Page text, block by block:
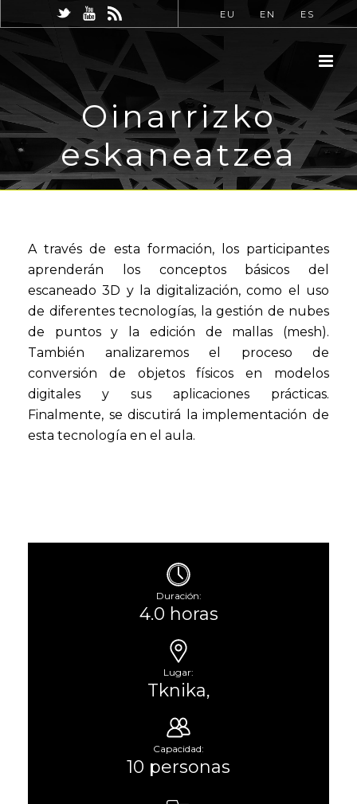
EU EN ES
Oinarrizko
eskaneatzea
A través de esta formación, los participantes
aprenderán los conceptos básicos del
escaneado 3D y la digitalización, como el uso
de diferentes tecnologías, la gestión de nubes
de puntos y la edición de mallas (mesh).
También analizaremos el proceso de
conversión de objetos físicos en modelos
digitales y sus aplicaciones prácticas.
Finalmente, se discutirá la implementación de
esta tecnología en el aula.
Duración:
4.0 horas
Lugar:
Tknika,
Capacidad:
10 personas